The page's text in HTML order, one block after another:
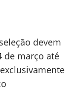
devem
de março até